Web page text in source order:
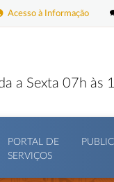
Acesso à Informação
a Sexta 07h às
PORTAL DE
SERVIÇOS